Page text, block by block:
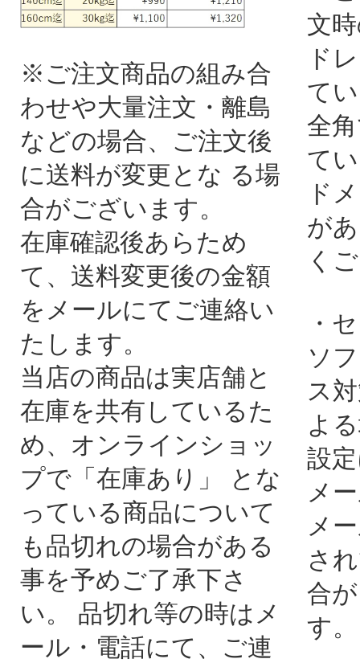
※ご注文商品の組み合
わせや大量注文・離島
などの場合、ご注文後
に送料が変更とな る場
合がございます。
在庫確認後あらため
て、送料変更後の金額
をメールにてご連絡い
たします。
当店の商品は実店舗と
在庫を共有しているた
め、オンラインショッ
プで「在庫あり」 とな
っている商品について
も品切れの場合がある
事を予めご了承下さ
い。 品切れ等の時はメ
ール・電話にて、ご連
文
ド
て
全
て
ド
が
く
・
ソ
ス
よ
設
メ
メ
さ
合
す。